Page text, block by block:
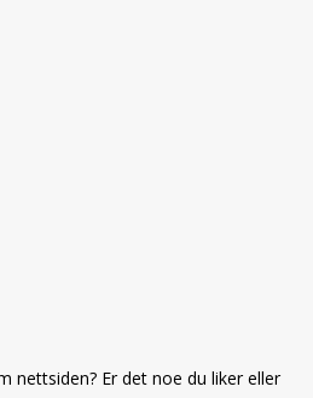
nettsiden? Er det noe du liker eller